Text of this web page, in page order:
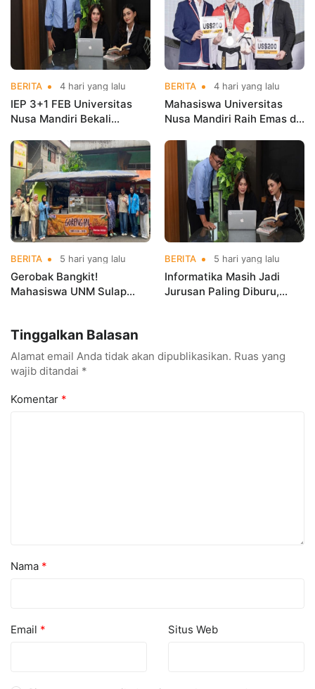
BERITA 4 hari yang lalu
IEP 3+1 FEB Universitas
Nusa Mandiri Bekali
Kerja Sebelum Lulus
BERITA 4 hari yang lalu
Mahasiswa Universitas
Nusa Mandiri Raih Emas di
Indonesia Open
Championships 2026
BERITA 5 hari yang lalu
Gerobak Bangkit!
Mahasiswa UNM Sulap
BERITA 5 hari yang lalu
Informatika Masih Jadi
Jurusan Paling Diburu,
Tinggalkan Balasan
Alamat email Anda tidak akan dipublikasikan. Ruas yang
wajib ditandai *
Komentar *
Nama *
Email * Situs Web